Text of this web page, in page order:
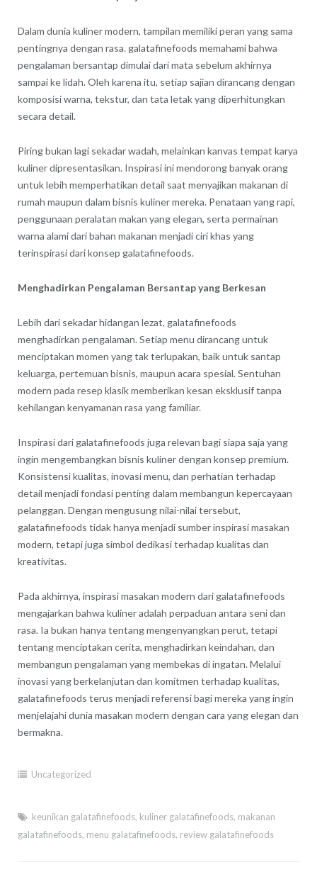
Dalam dunia kuliner modern, tampilan memiliki peran yang sama
pentingnya dengan rasa. galatafinefoods memahami bahwa
pengalaman bersantap dimulai dari mata sebelum akhirnya
sampai ke lidah. Oleh karena itu, setiap sajian dirancang dengan
komposisi warna, tekstur, dan tata letak yang diperhitungkan
secara detail.
Piring bukan lagi sekadar wadah, melainkan kanvas tempat karya
kuliner dipresentasikan. Inspirasi ini mendorong banyak orang
untuk lebih memperhatikan detail saat menyajikan makanan di
rumah maupun dalam bisnis kuliner mereka. Penataan yang rapi,
penggunaan peralatan makan yang elegan, serta permainan
warna alami dari bahan makanan menjadi ciri khas yang
terinspirasi dari konsep galatafinefoods.
Menghadirkan Pengalaman Bersantap yang Berkesan
Lebih dari sekadar hidangan lezat, galatafinefoods
menghadirkan pengalaman. Setiap menu dirancang untuk
menciptakan momen yang tak terlupakan, baik untuk santap
keluarga, pertemuan bisnis, maupun acara spesial. Sentuhan
modern pada resep klasik memberikan kesan eksklusif tanpa
kehilangan kenyamanan rasa yang familiar.
Inspirasi dari galatafinefoods juga relevan bagi siapa saja yang
ingin mengembangkan bisnis kuliner dengan konsep premium.
Konsistensi kualitas, inovasi menu, dan perhatian terhadap
detail menjadi fondasi penting dalam membangun kepercayaan
pelanggan. Dengan mengusung nilai-nilai tersebut,
galatafinefoods tidak hanya menjadi sumber inspirasi masakan
modern, tetapi juga simbol dedikasi terhadap kualitas dan
kreativitas.
Pada akhirnya, inspirasi masakan modern dari galatafinefoods
mengajarkan bahwa kuliner adalah perpaduan antara seni dan
rasa. Ia bukan hanya tentang mengenyangkan perut, tetapi
tentang menciptakan cerita, menghadirkan keindahan, dan
membangun pengalaman yang membekas di ingatan. Melalui
inovasi yang berkelanjutan dan komitmen terhadap kualitas,
galatafinefoods terus menjadi referensi bagi mereka yang ingin
menjelajahi dunia masakan modern dengan cara yang elegan dan
bermakna.
Uncategorized
keunikan galatafinefoods, kuliner galatafinefoods, makanan
galatafinefoods, menu galatafinefoods, review galatafinefoods